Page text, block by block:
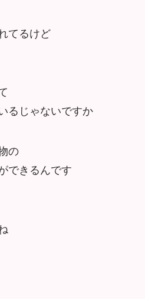
てるけど
るじゃないですか
の
できるんです